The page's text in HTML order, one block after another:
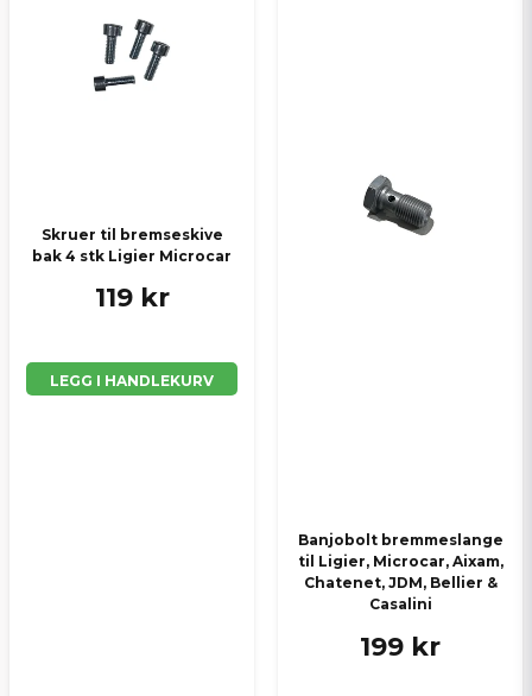
Skruer til bremseskive
bak 4 stk Ligier Microcar
119 kr
LEGG I HANDLEKURV
Banjobolt bremmeslange
til Ligier, Microcar, Aixam,
Chatenet, JDM, Bellier &
Casalini
199 kr